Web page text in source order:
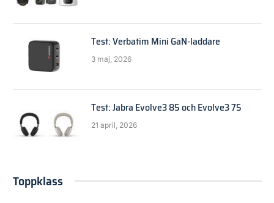
Test: Verbatim Mini GaN-laddare
3 maj, 2026
Test: Jabra Evolve3 85 och Evolve3 75
21 april, 2026
Toppklass